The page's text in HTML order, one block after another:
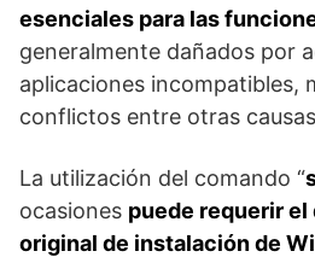
esenciales para las
generalmente dañados por
aplicaciones incompatibles,
conflictos entre otras
La utilización del comando “
ocasiones puede requerir el
original de instalación de